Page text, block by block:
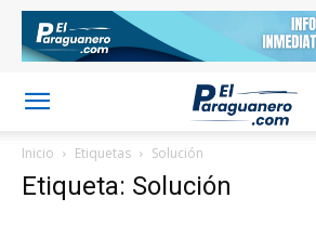
Inicio Etiquetas Solución
Etiqueta: Solución